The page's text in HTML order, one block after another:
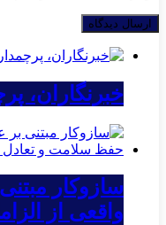
خبرنگاران،
سازوکار
واقعی از